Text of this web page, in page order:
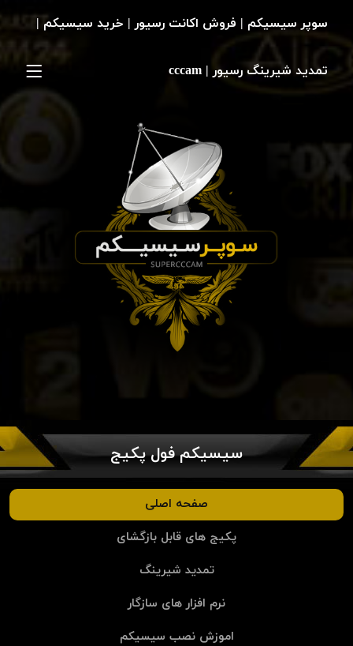
سیسیکم فول پکیج
صفحه اصلی
پکیج های قابل بازگشای
تمدید شیرینگ
نرم افزار های سازگار
اموزش نصب سیسیکم
سوپر سیسیکم | فروش اکانت رسیور | خرید سیسیکم |
تمدید شیرینگ رسیور | cccam